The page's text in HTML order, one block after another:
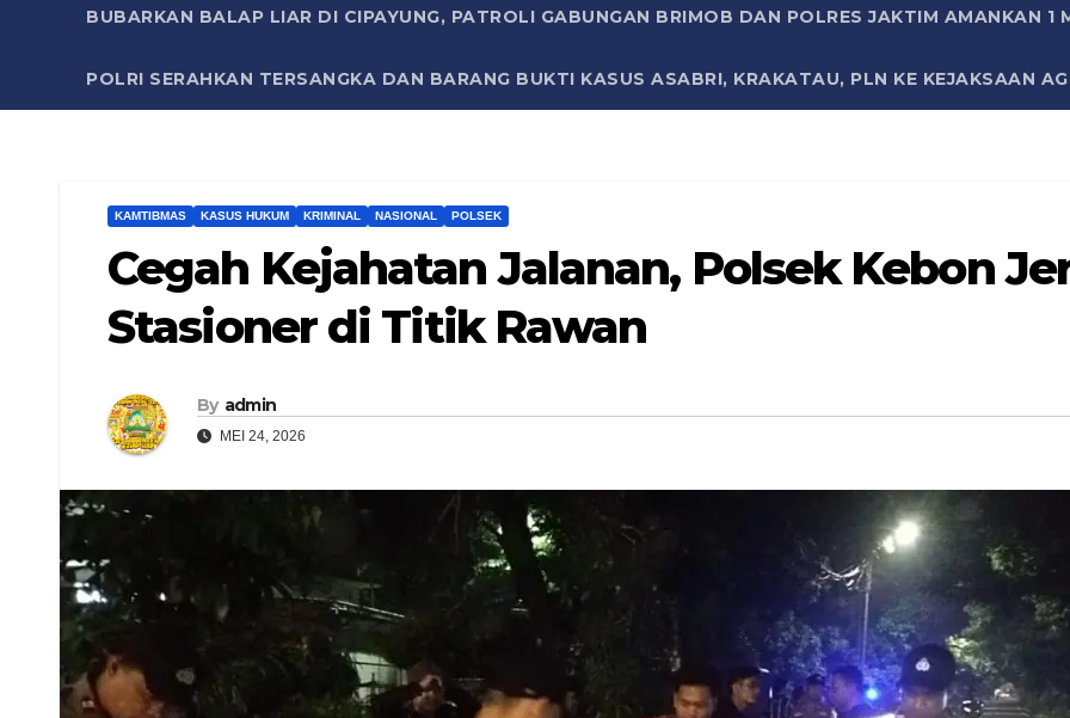
BUBARKAN BALAP LIAR DI CIPAYUNG, PATROLI GABUNGAN BRIMOB DAN POLRES JAKTIM AMANKAN 1
POLRI SERAHKAN TERSANGKA DAN BARANG BUKTI KASUS ASABRI, KRAKATAU, PLN KE KEJAKSAAN
KAMTIBMAS KASUS HUKUM KRIMINAL NASIONAL POLSEK
Cegah Kejahatan Jalanan, Polsek Kebon
Stasioner di Titik Rawan
By admin
MEI 24, 2026